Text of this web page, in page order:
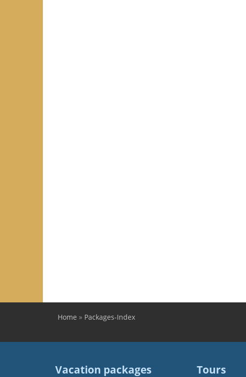
You are here
Home » Packages-Index
Vacation packages Tours